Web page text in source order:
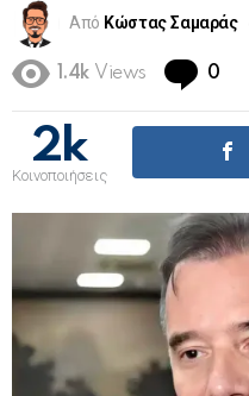
Από Κώστας Σαμαράς
1.4k Views 0
2k
Κοινοποιήσεις